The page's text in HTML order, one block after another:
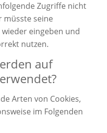
Zugriffe nicht
müsste seine
eingeben und
nutzen.
auf
Arten von Cookies,
im Folgenden